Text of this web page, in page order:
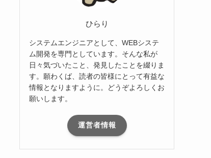
ひらり
システムエンジニアとして、WEBシステ
ム開発を専門としています。そんな私が
日々気づいたこと、発見したことを綴りま
す。願わくば、読者の皆様にとって有益な
情報となりますように。どうぞよろしくお
願いします。
運営者情報